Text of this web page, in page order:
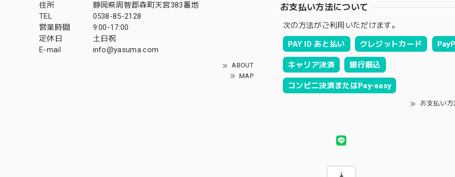
住所
静岡県周智郡森町天宮383番地
TEL
0538-85-2128
営業時間
9:00-17:00
定休日
土日祝
E-mail
info@yasuma.com
ABOUT
MAP
お支払い方法について
次の方法がご利用いただけます。
PAY ID あと払い クレジットカード
キャリア決済 銀行振込
コンビニ決済またはPay-easy
お支払い